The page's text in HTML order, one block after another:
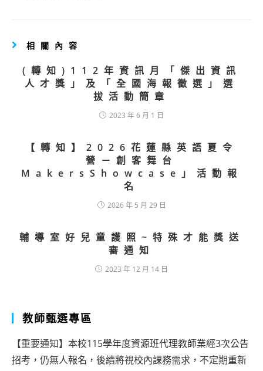
相關內容
(轉知)112年資訊月「傑出資訊
人才獎」及「全國海報徵選」選
拔活動簡章
2023 年 6 月 1 日
【轉知】2026花蓮縣英語夏令
營－創客舞台
MakersShowcase」活動報
名
2026 年 5 月 29 日
輔導室好兒童護照~特殊才能獎送
審通知
2023 年 12 月 14 日
教師甄選專區
【重要通知】本校115學年度資源班代理教師業經3次公告
招考，仍無人報名，後續將視校內課務需求，不定期重新